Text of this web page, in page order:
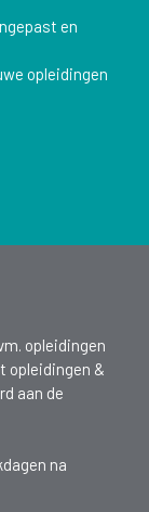
en
opleidingen
opleidingen
opleidingen &
aan de
na